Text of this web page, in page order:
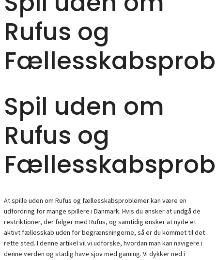
Rufus og
Spil uden om
Rufus og
At spille uden om Rufus og fællesskabsproblemer kan være en
udfordring for mange spillere i Danmark. Hvis du ønsker at undgå de
restriktioner, der følger med Rufus, og samtidig ønsker at nyde et
aktivt fællesskab uden for begrænsningerne, så er du kommet til det
rette sted. I denne artikel vil vi udforske, hvordan man kan navigere i
denne verden og stadig have sjov med gaming. Vi dykker ned i